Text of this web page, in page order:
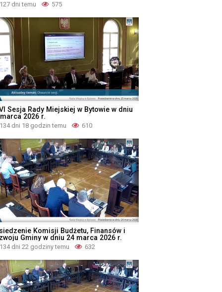
127 dni temu 575
Sesja Rady Miejskiej w Bytowie w dniu
2026 r.
134 dni 18 godzin temu 610
Komisji Budżetu, Finansów i
Gminy w dniu 24 marca 2026 r.
134 dni 22 godziny temu 632